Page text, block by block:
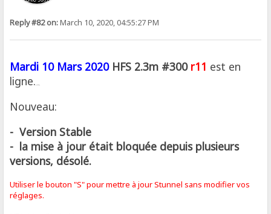
Reply #82 on:March 10, 2020, 04:55:27 PM
Mardi 10 Mars 2020 HFS 2.3m #300 r11 est en
ligne. [/font]
Nouveau:
- Version Stable
- la mise à jour était bloquée depuis plusieurs
versions, désolé.
Utiliser le bouton "S" pour mettre à jour Stunnel sans modifiervos
réglages.